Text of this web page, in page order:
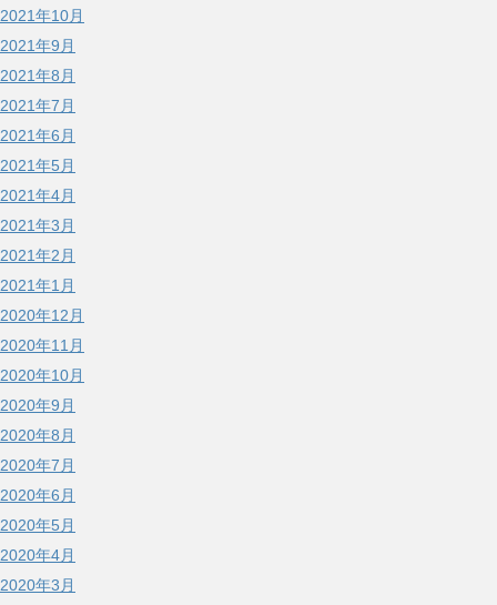
2021年10月
2021年9月
2021年8月
2021年7月
2021年6月
2021年5月
2021年4月
2021年3月
2021年2月
2021年1月
2020年12月
2020年11月
2020年10月
2020年9月
2020年8月
2020年7月
2020年6月
2020年5月
2020年4月
2020年3月